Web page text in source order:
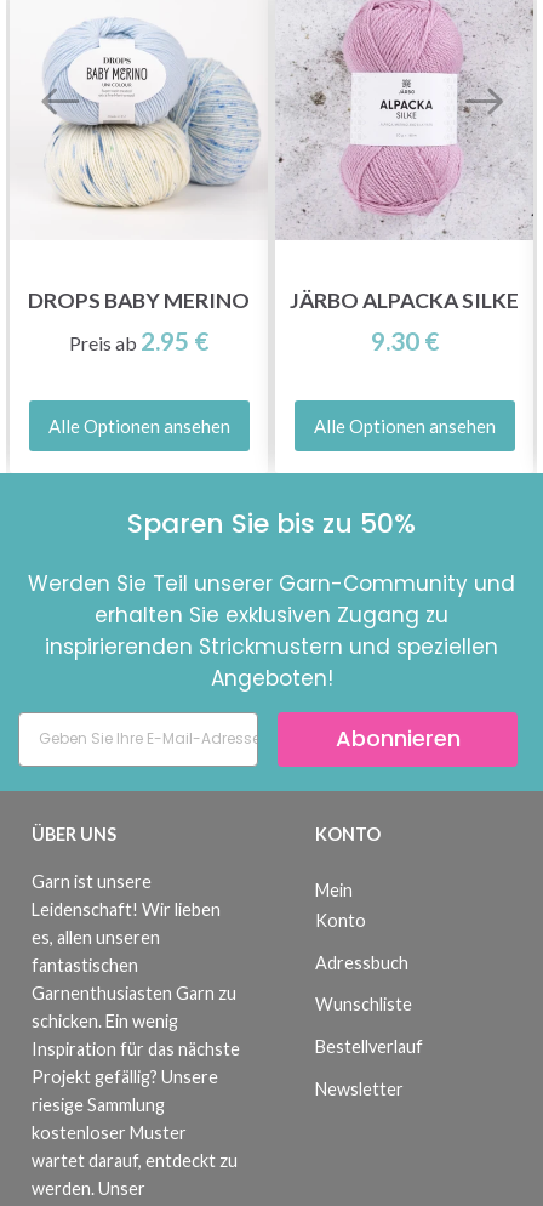
DROPS BABY MERINO
Preis ab 2.95 €
Alle Optionen ansehen
JÄRBO ALPACKA SILKE
9.30 €
Alle Optionen ansehen
Sparen Sie bis zu 50%
Werden Sie Teil unserer Garn-Community und
erhalten Sie exklusiven Zugang zu
inspirierenden Strickmustern und speziellen
Angeboten!
Abonnieren
ÜBER UNS
Garn ist unsere
Leidenschaft! Wir lieben
es, allen unseren
fantastischen
Garnenthusiasten Garn zu
schicken. Ein wenig
Inspiration für das nächste
Projekt gefällig? Unsere
riesige Sammlung
kostenloser Muster
wartet darauf, entdeckt zu
werden. Unser
KONTO
Mein
Konto
Adressbuch
Wunschliste
Bestellverlauf
Newsletter